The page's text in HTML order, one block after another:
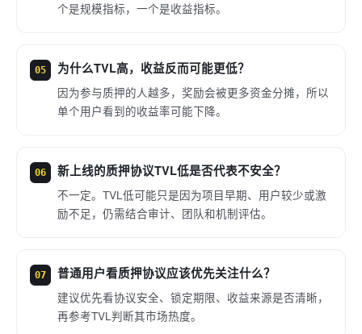
个是规模指标，一个是收益指标。
05 为什么TVL高，收益反而可能更低？
因为参与质押的人越多，奖励会被更多资金分摊，所以
单个用户看到的收益率可能下降。
06 新上线的质押协议TVL低是否代表不安全？
不一定。TVL低可能只是因为项目早期、用户较少或激
励不足，仍需结合审计、团队和机制评估。
07 普通用户看质押协议应该优先关注什么？
建议优先看协议安全、锁定期限、收益来源是否清晰，
再参考TVL判断其市场热度。